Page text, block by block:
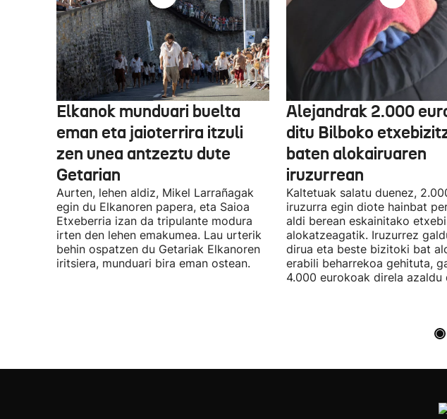
Elkanok munduari buelta
eman eta jaioterrira itzuli
zen unea antzeztu dute
Getarian
Aurten, lehen aldiz, Mikel Larrañagak
egin du Elkanoren papera, eta Saioa
Etxeberria izan da tripulante modura
irten den lehen emakumea. Lau urterik
behin ospatzen du Getariak Elkanoren
iritsiera, munduari bira eman ostean.
Alejandrak 2.000
ditu Bilboko
baten alokairuaren
iruzurrean
Kaltetuak salatu duenez,
iruzurra egin diote hainbat
aldi berean eskainitako
alokatzeagatik. Iruzurrez
dirua eta beste bizitoki bat
erabili beharrekoa gehituta,
4.000 eurokoak direla azaldu